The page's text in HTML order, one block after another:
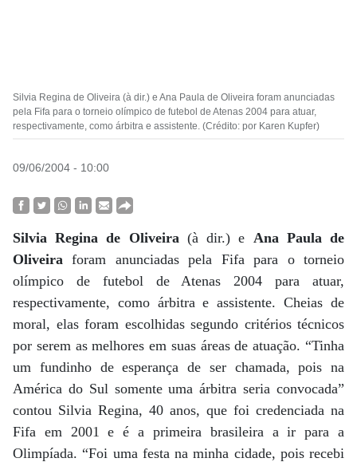
Silvia Regina de Oliveira (à dir.) e Ana Paula de Oliveira foram anunciadas
pela Fifa para o torneio olímpico de futebol de Atenas 2004 para atuar,
respectivamente, como árbitra e assistente. (Crédito: por Karen Kupfer)
09/06/2004 - 10:00
Silvia Regina de Oliveira(à dir.) e Ana Paula de
Oliveira foram anunciadas pela Fifa para o torneio
olímpico de futebol de Atenas 2004 para atuar,
respectivamente, como árbitra e assistente. Cheias de
moral, elas foram escolhidas segundo critérios técnicos
por serem as melhores em suas áreas de atuação. “Tinha
um fundinho de esperança de ser chamada, pois na
América do Sul somente uma árbitra seria convocada”
contou Silvia Regina, 40 anos, que foi credenciada na
Fifa em 2001 e é a primeira brasileira a ir para a
Olimpíada. “Foi uma festa na minha cidade, pois recebi